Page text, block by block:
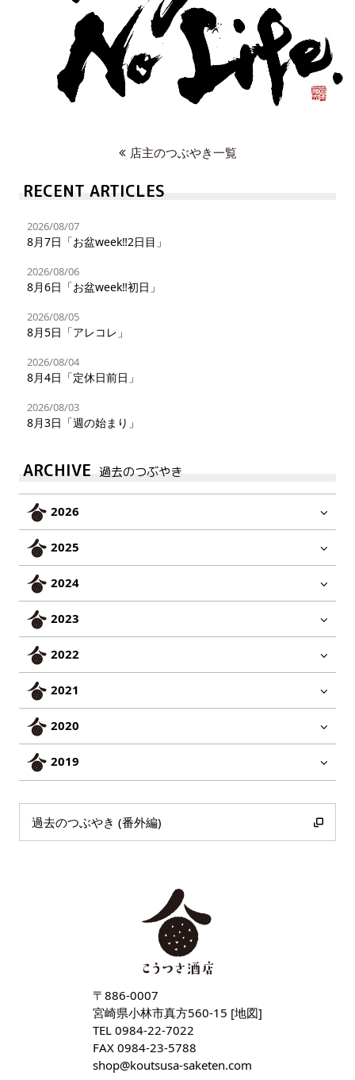
店主のつぶやき一覧
RECENT ARTICLES
2026/08/07
8月7日「お盆week‼︎2日目」
2026/08/06
8月6日「お盆week‼︎初日」
2026/08/05
8月5日「アレコレ」
2026/08/04
8月4日「定休日前日」
2026/08/03
8月3日「週の始まり」
ARCHIVE 過去のつぶやき
2026
2025
2024
2023
2022
2021
2020
2019
過去のつぶやき (番外編)
〒886-0007
宮崎県小林市真方560-15 [地図]
TEL 0984-22-7022
FAX 0984-23-5788
shop
koutsusa-saketen com